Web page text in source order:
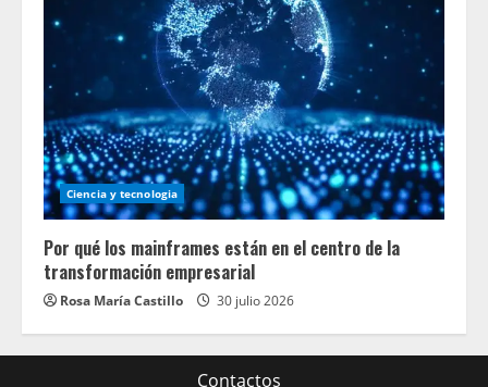
Ciencia y tecnologia
Por qué los mainframes están en el centro de la
transformación empresarial
Rosa María Castillo 30 julio 2026
Contactos